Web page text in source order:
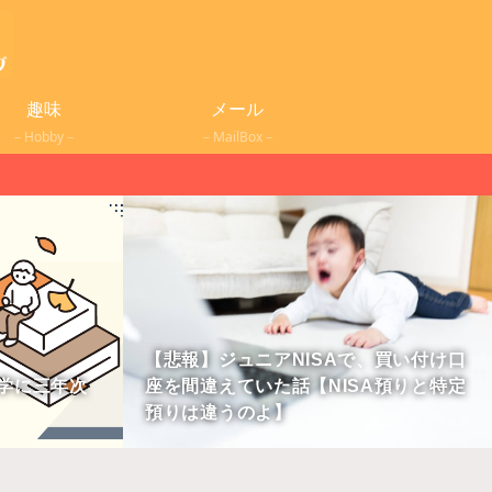
趣味
－Hobby－
メール
－MailBox－
に三年次
【悲報】ジュニアNISAで、買い付け口
座を間違えていた話【NISA預りと特定
預りは違うのよ】